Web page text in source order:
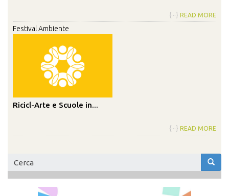
{···} READ MORE
Festival Ambiente
Ricicl-Arte e Scuole in...
{···} READ MORE
Form
di
ricerca
Cerca